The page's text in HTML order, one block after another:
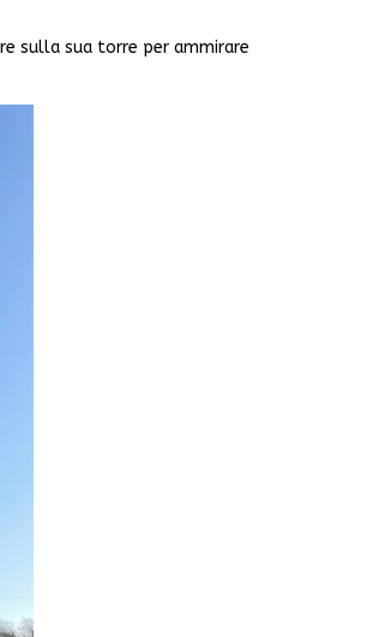
sulla sua torre per ammirare